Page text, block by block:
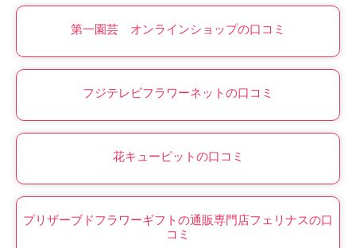
第一園芸 オンラインショップの口コミ
フジテレビフラワーネットの口コミ
花キューピットの口コミ
プリザーブドフラワーギフトの通販専門店フェリナスの口
コミ